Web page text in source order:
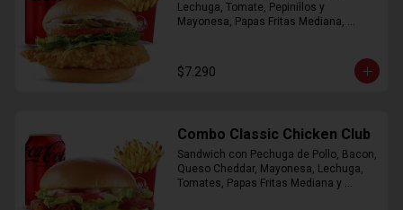
Lechuga, Tomate, Pepinillos y
Mayonesa, Papas Fritas Mediana,
$7.290
Combo Classic Chicken Club
Sandwich con Pechuga de Pollo, Bacon,
Queso Cheddar, Mayonesa, Lechuga,
Tomates, Papas Fritas Mediana y